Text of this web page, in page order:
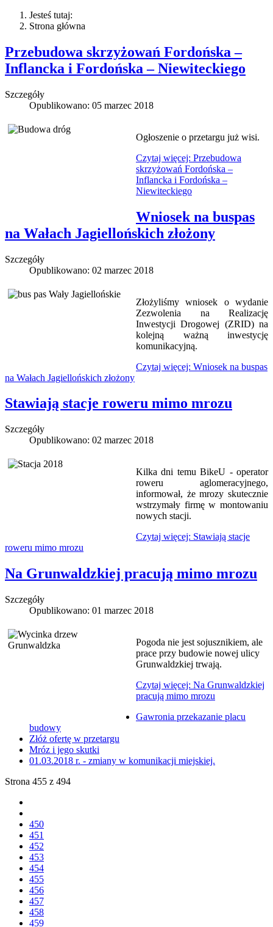
Jesteś tutaj:
Strona główna
Przebudowa skrzyżowań Fordońska –
Inflancka i Fordońska – Niewiteckiego
Szczegóły
Opublikowano: 05 marzec 2018
Ogłoszenie o przetargu już wisi.
Czytaj więcej: Przebudowa
skrzyżowań Fordońska –
Inflancka i Fordońska –
Niewiteckiego
Wniosek na buspas
na Wałach Jagiellońskich złożony
Szczegóły
Opublikowano: 02 marzec 2018
Złożyliśmy wniosek o wydanie
Zezwolenia na Realizację
Inwestycji Drogowej (ZRID) na
kolejną ważną inwestycję
komunikacyjną.
Czytaj więcej: Wniosek na buspas
na Wałach Jagiellońskich złożony
Stawiają stacje roweru mimo mrozu
Szczegóły
Opublikowano: 02 marzec 2018
Kilka dni temu BikeU - operator
roweru aglomeracyjnego,
informował, że mrozy skutecznie
wstrzymały firmę w montowaniu
nowych stacji.
Czytaj więcej: Stawiają stacje
roweru mimo mrozu
Na Grunwaldzkiej pracują mimo mrozu
Szczegóły
Opublikowano: 01 marzec 2018
Pogoda nie jest sojusznikiem, ale
prace przy budowie nowej ulicy
Grunwaldzkiej trwają.
Czytaj więcej: Na Grunwaldzkiej
pracują mimo mrozu
Gawronia przekazanie placu
budowy
Złóż ofertę w przetargu
Mróz i jego skutki
01.03.2018 r. - zmiany w komunikacji miejskiej.
Strona 455 z 494
450
451
452
453
454
455
456
457
458
459